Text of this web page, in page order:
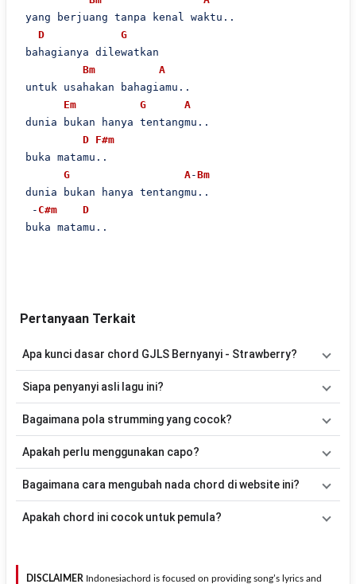
yang berjuang tanpa kenal waktu..
D
G
bahagianya dilewatkan
Bm
A
untuk usahakan bahagiamu..
Em
G
A
dunia bukan hanya tentangmu..
D
F#m
buka matamu..
G
A-Bm
dunia bukan hanya tentangmu..
  -
C#m
D
buka matamu..
Pertanyaan Terkait
Apa kunci dasar chord GJLS Bernyanyi - Strawberry?
Am, A#, A, D, Bm, F#m, C#m
. Versi chord ini telah disederhanakan
ingin belajar memainkan lagu ini.
Siapa penyanyi asli lagu ini?
Bernyanyi. Pada halaman ini tersedia versi chord gitar yang lebih
Bagaimana pola strumming yang cocok?
acuan, kamu dapat menggunakan pola
laguStrawberry.
Apakah perlu menggunakan capo?
kunci dasarC. Jika ingin mengikuti nada asli penyanyi, kamu dapat
kebutuhan.
Bagaimana cara mengubah nada chord di website ini?
Transpose (bawah)untuk menurunkan nada. Seluruh chord akan
Apakah chord ini cocok untuk pemula?
pemula tanpa menghilangkan struktur dasar lagu.
DISCLAIMER Indonesiachord is focused on providing song’s lyrics and